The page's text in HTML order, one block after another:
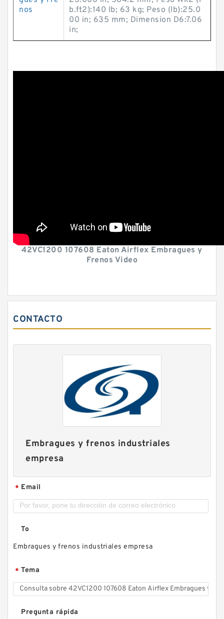
nos
b.ft2):140 lb; 63 kg; Peso (lb):25.0
00 in; 635 mm; Dimension D6:7.06
in;
42VC1200 107608 Eaton Airflex Embragues y
Frenos Video
CONTACTO
Embragues y frenos industriales
empresa
* Email
To
Embragues y frenos industriales empresa
* Tema
Pregunta rápida